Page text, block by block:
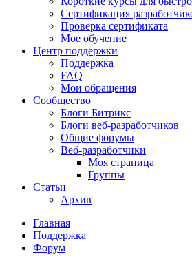
Сертификация
Проверка сертификата
Мое обучение
Центр поддержки
Поддержка
FAQ
Мои обращения
Сообщество
Блоги Битрикс
Блоги веб-разработчиков
Общие форумы
Веб-разработчики
Моя страница
Группы
Статьи
Архив
Главная
Поддержка
Форум